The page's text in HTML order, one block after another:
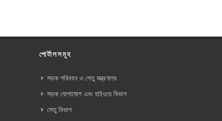
পোর্টালসমূহ
সড়ক পরিবহন ও সেতু মন্ত্রণালয়
সড়ক যোগাযোগ এবং হাইওয়ে বিভাগ
সেতু বিভাগ